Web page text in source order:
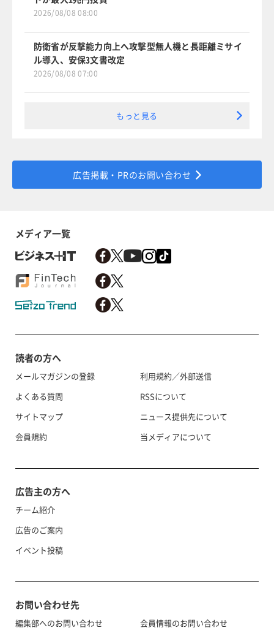
2026/08/08 08:00
防衛省が反撃能力向上へ攻撃型無人機と長距離ミサイ
ル導入、安保3文書改定
2026/08/08 07:00
もっと見る
広告掲載・PRのお問い合わせ
メディア一覧
読者の方へ
メールマガジンの登録
よくある質問
サイトマップ
会員規約
利用規約／外部送信
RSSについて
ニュース提供先について
当メディアについて
広告主の方へ
チーム紹介
広告のご案内
イベント投稿
お問い合わせ先
編集部へのお問い合わせ 会員情報のお問い合わせ